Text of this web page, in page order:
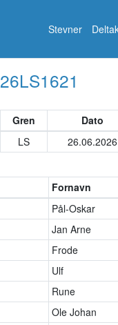
Stevner
26LS1621
Gren Dato
LS 26.06.2026
Fornavn
Pål-Oskar
Jan Arne
Frode
Ulf
Rune
Ole Johan